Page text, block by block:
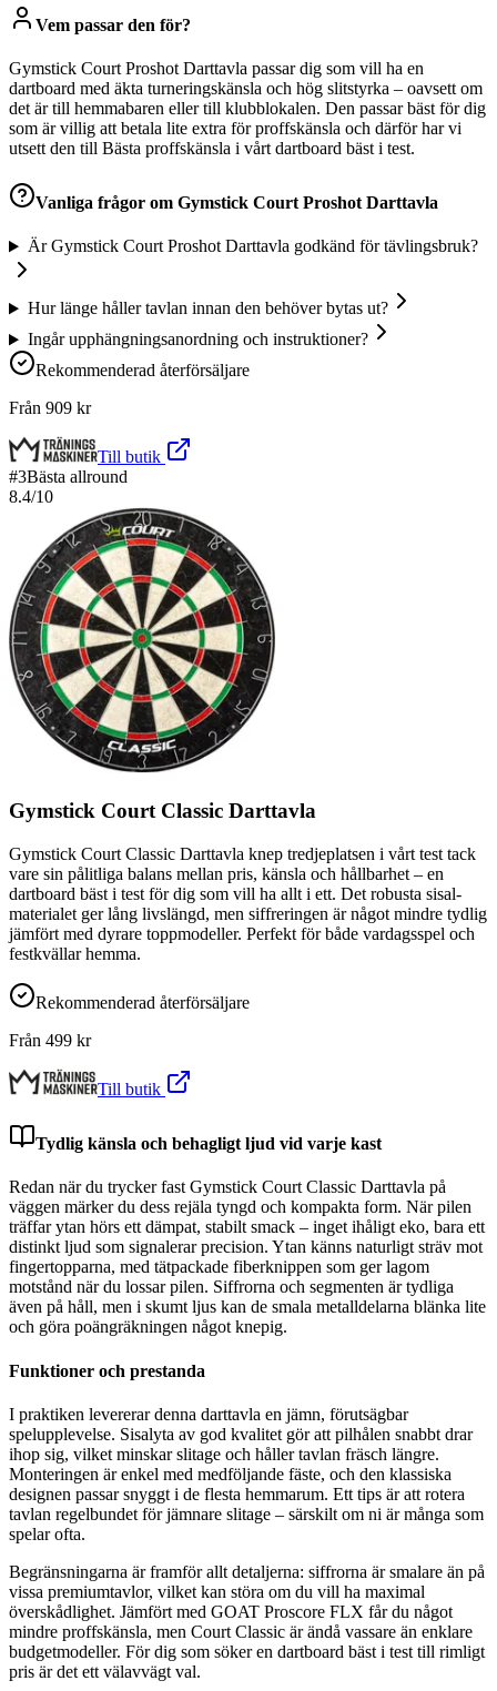
Vem passar den för?
Gymstick Court Proshot Darttavla passar dig som vill ha en
dartboard med äkta turneringskänsla och hög slitstyrka – oavsett om
det är till hemmabaren eller till klubblokalen. Den passar bäst för dig
som är villig att betala lite extra för proffskänsla och därför har vi
utsett den till Bästa proffskänsla i vårt dartboard bäst i test.
Vanliga frågor om Gymstick Court Proshot Darttavla
Är Gymstick Court Proshot Darttavla godkänd för tävlingsbruk?
Hur länge håller tavlan innan den behöver bytas ut?
Ingår upphängningsanordning och instruktioner?
Rekommenderad återförsäljare
Från 909 kr
Till butik
#3Bästa allround
8.4/10
Gymstick Court Classic Darttavla
Gymstick Court Classic Darttavla knep tredjeplatsen i vårt test tack
vare sin pålitliga balans mellan pris, känsla och hållbarhet – en
dartboard bäst i test för dig som vill ha allt i ett. Det robusta sisal-
materialet ger lång livslängd, men siffreringen är något mindre tydlig
jämfört med dyrare toppmodeller. Perfekt för både vardagsspel och
festkvällar hemma.
Rekommenderad återförsäljare
Från 499 kr
Till butik
Tydlig känsla och behagligt ljud vid varje kast
Redan när du trycker fast Gymstick Court Classic Darttavla på
väggen märker du dess rejäla tyngd och kompakta form. När pilen
träffar ytan hörs ett dämpat, stabilt smack – inget ihåligt eko, bara ett
distinkt ljud som signalerar precision. Ytan känns naturligt sträv mot
fingertopparna, med tätpackade fiberknippen som ger lagom
motstånd när du lossar pilen. Siffrorna och segmenten är tydliga
även på håll, men i skumt ljus kan de smala metalldelarna blänka lite
och göra poängräkningen något knepig.
Funktioner och prestanda
I praktiken levererar denna darttavla en jämn, förutsägbar
spelupplevelse. Sisalyta av god kvalitet gör att pilhålen snabbt drar
ihop sig, vilket minskar slitage och håller tavlan fräsch längre.
Monteringen är enkel med medföljande fäste, och den klassiska
designen passar snyggt i de flesta hemmarum. Ett tips är att rotera
tavlan regelbundet för jämnare slitage – särskilt om ni är många som
spelar ofta.
Begränsningarna är framför allt detaljerna: siffrorna är smalare än på
vissa premiumtavlor, vilket kan störa om du vill ha maximal
överskådlighet. Jämfört med GOAT Proscore FLX får du något
mindre proffskänsla, men Court Classic är ändå vassare än enklare
budgetmodeller. För dig som söker en dartboard bäst i test till rimligt
pris är det ett välavvägt val.